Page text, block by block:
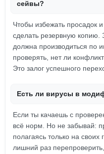
сейвы?
Чтобы избежать просадок
сделать резервную копию.
должна производиться по
проверять, нет ли
Это залог успешного
Есть ли вирусы в
Если ты качаешь с
всё норм. Но не забывай:
полагаясь только на своих
лишний раз